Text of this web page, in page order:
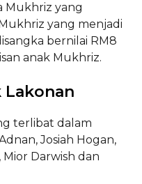
Mukhriz yang
yang menjadi
bernilai RM8
anak Mukhriz.
Lakonan
terlibat dalam
Josiah Hogan,
Mior Darwish dan